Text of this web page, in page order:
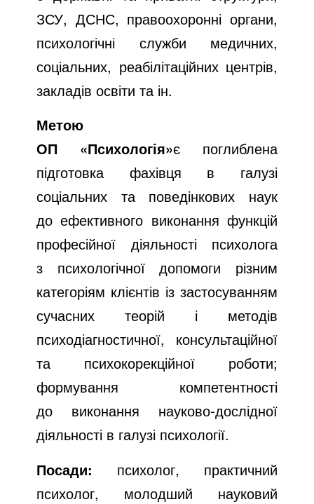
ЗСУ, ДСНС, правоохоронні органи,
психологічні служби медичних,
соціальних, реабілітаційних центрів,
закладів освіти та ін.
Метою
ОП «Психологія»є поглиблена
підготовка фахівця в галузі
соціальних та поведінкових наук
до ефективного виконання функцій
професійної діяльності психолога
з психологічної допомоги різним
категоріям клієнтів із застосуванням
сучасних теорій і методів
психодіагностичної, консультаційної
та психокорекційної роботи;
формування компетентності
до виконання науково-дослідної
діяльності в галузі психології.
Посади: психолог, практичний
психолог, молодший науковий